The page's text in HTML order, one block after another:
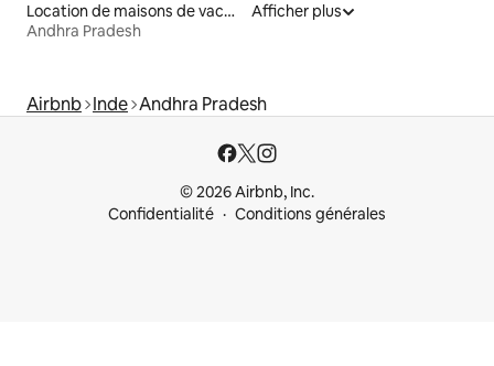
Location de maisons de vacances
Andhra Pradesh
Afficher plus
Airbnb Inde Andhra Pradesh
© 2026 Airbnb, Inc.
Confidentialité
Conditions générales